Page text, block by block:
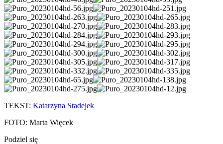
TEKST: Katarzyna Stadejek
FOTO: Marta Więcek
Podziel się